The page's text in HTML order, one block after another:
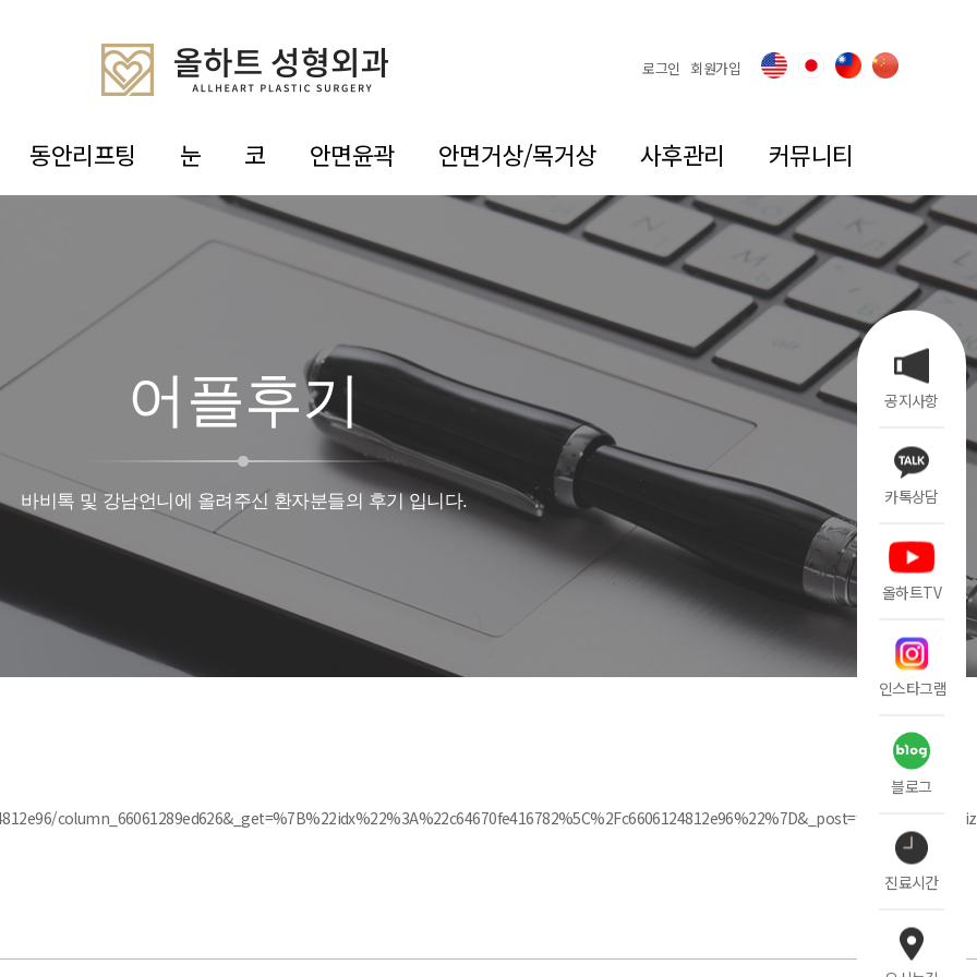
로그인 회원가입
동안리프팅 눈 코 안면윤곽 안면거상/목거상 사후관리 커뮤니티
공지사항
카톡상담
올하트TV
인스타그램
블로그
진료시간
어플후기
바비톡 및 강남언니에 올려주신 환자분들의 후기 입니다.